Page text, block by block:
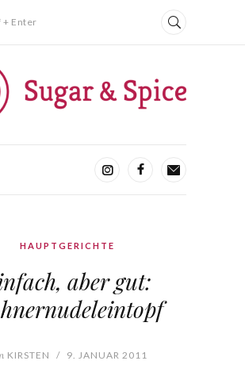
+ Enter
HAUPTGERICHTE
aber gut:
KIRSTEN / 9. JANUAR 2011